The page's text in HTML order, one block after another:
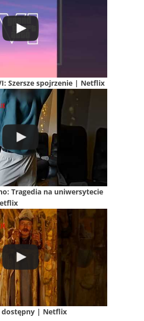
Szersze spojrzenie | Netflix
Tragedia na uniwersytecie
dostępny | Netflix